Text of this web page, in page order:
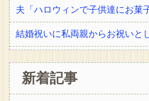
夫「ハロウィンで子供達にお菓
手術を受けてドナーから内臓
新着記事